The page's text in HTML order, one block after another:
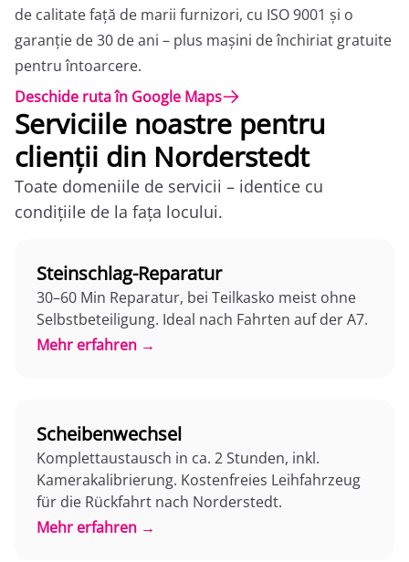
de calitate față de marii furnizori, cu ISO 9001 și o
garanție de 30 de ani – plus mașini de închiriat gratuite
pentru întoarcere.
Deschide ruta în Google Maps
Serviciile noastre pentru
clienții din Norderstedt
Toate domeniile de servicii – identice cu
condițiile de la fața locului.
Steinschlag-Reparatur
30–60 Min Reparatur, bei Teilkasko meist ohne
Selbstbeteiligung. Ideal nach Fahrten auf der A7.
Mehr erfahren →
Scheibenwechsel
Komplettaustausch in ca. 2 Stunden, inkl.
Kamerakalibrierung. Kostenfreies Leihfahrzeug
für die Rückfahrt nach Norderstedt.
Mehr erfahren →